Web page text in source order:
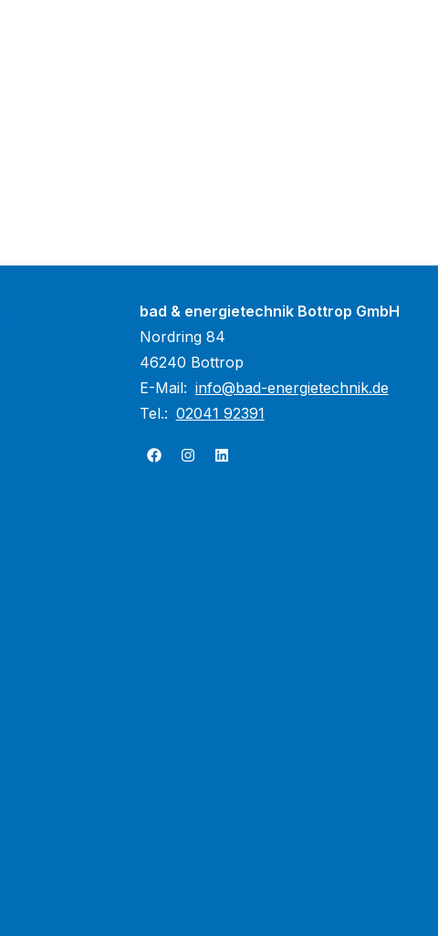
bad & energietechnik Bottrop GmbH
Nordring 84
46240 Bottrop
E-Mail: info@bad-energietechnik.de
Tel.: 02041 92391